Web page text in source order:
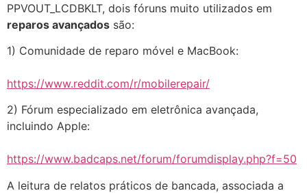
PPVOUT_LCDBKLT, dois fóruns muito utilizados em
reparos avançados são:
1) Comunidade de reparo móvel e MacBook:
https://www.reddit.com/r/mobilerepair/
2) Fórum especializado em eletrônica avançada,
incluindo Apple:
https://www.badcaps.net/forum/forumdisplay.php?f=50
A leitura de relatos práticos de bancada, associada a